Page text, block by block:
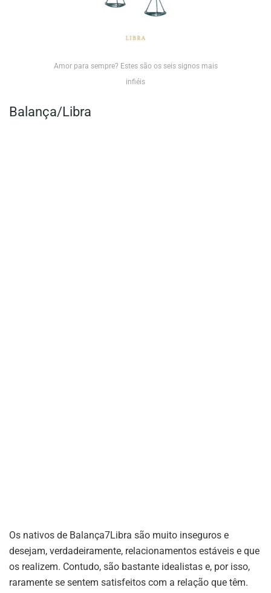
Amor para sempre? Estes são os seis signos mais
infiéis
Balança/Libra
Os nativos de Balança7Libra são muito inseguros e
desejam, verdadeiramente, relacionamentos estáveis e que
os realizem. Contudo, são bastante idealistas e, por isso,
raramente se sentem satisfeitos com a relação que têm.